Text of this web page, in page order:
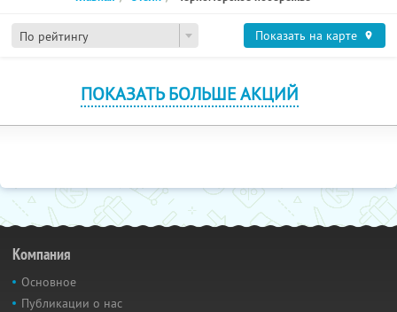
По рейтингу Показать на карте
ПОКАЗАТЬ БОЛЬШЕ АКЦИЙ
Компания
Основное
Публикации о нас